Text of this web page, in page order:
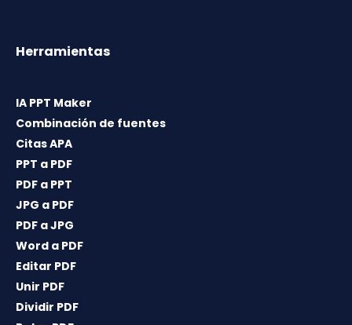
Herramientas
IA PPT Maker
Combinación de fuentes
Citas APA
PPT a PDF
PDF a PPT
JPG a PDF
PDF a JPG
Word a PDF
Editar PDF
Unir PDF
Dividir PDF